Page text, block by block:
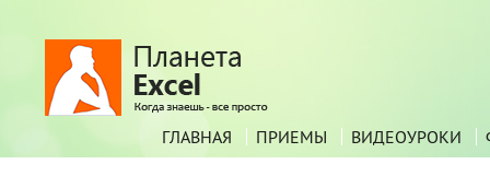
ГЛАВНАЯ ПРИЕМЫ ВИДЕОУРОКИ